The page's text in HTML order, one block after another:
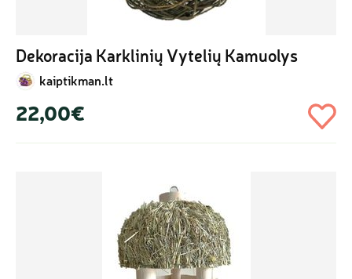
Dekoracija Karklinių Vytelių Kamuolys
kaiptikman.lt
22,00€